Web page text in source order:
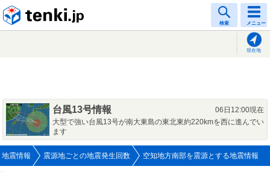
検索 メニュー
現在地
台風13号情報
06日12:00現在
大型で強い台風13号が南大東島の東北東約220kmを西に進んでい
ます
地震情報 震源地ごとの地震発生回数 空知地方南部を震源とする地震情報